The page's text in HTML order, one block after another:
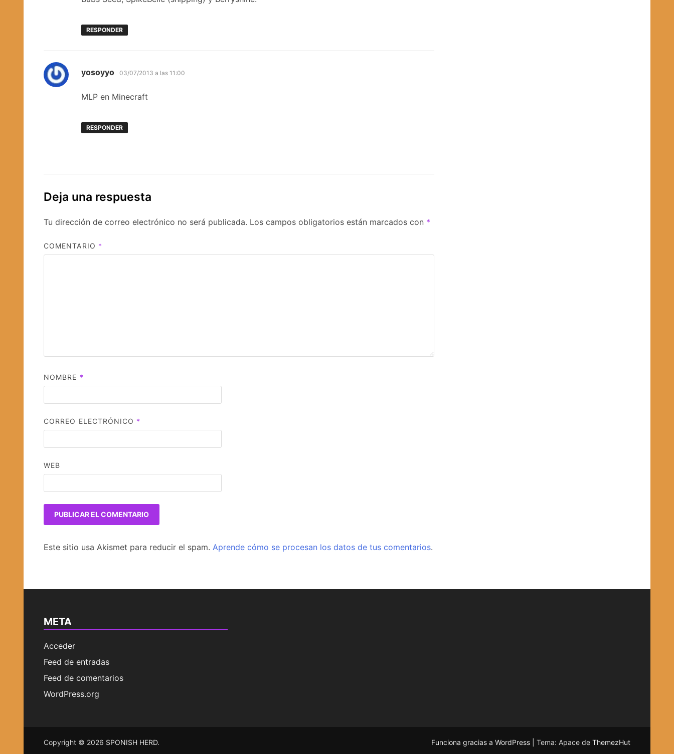
RESPONDER
yosoyyo dice:
03/07/2013 a las 11:00
MLP en Minecraft
RESPONDER
Deja una respuesta
Tu dirección de correo electrónico no será publicada. Los campos obligatorios están marcados con *
COMENTARIO *
NOMBRE *
CORREO ELECTRÓNICO *
WEB
Este sitio usa Akismet para reducir el spam. Aprende cómo se procesan los datos de tus comentarios.
META
Acceder
Feed de entradas
Feed de comentarios
WordPress.org
Copyright © 2026 SPONISH HERD. Funciona gracias a WordPress Tema: Apace de ThemezHut